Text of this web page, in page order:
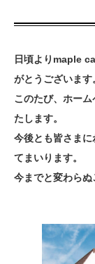
日頃よりmaple
がとうございます
このたび、ホー
たします。
今後とも皆さま
てまいります。
今までと変わらぬ